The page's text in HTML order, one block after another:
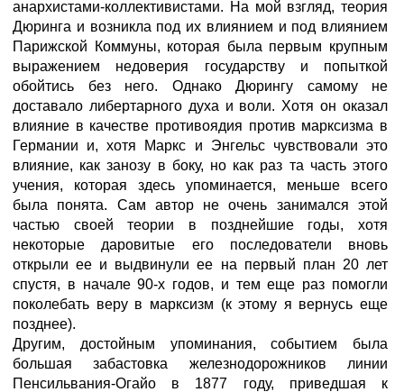
анархистами-коллективистами. На мой взгляд, теория
Дюринга и возникла под их влиянием и под влиянием
Парижской Коммуны, которая была первым крупным
выражением недоверия государству и попыткой
обойтись без него. Однако Дюрингу самому не
доставало либертарного духа и воли. Хотя он оказал
влияние в качестве противоядия против марксизма в
Германии и, хотя Маркс и Энгельс чувствовали это
влияние, как занозу в боку, но как раз та часть этого
учения, которая здесь упоминается, меньше всего
была понята. Сам автор не очень занимался этой
частью своей теории в позднейшие годы, хотя
некоторые даровитые его последователи вновь
открыли ее и выдвинули ее на первый план 20 лет
спустя, в начале 90-х годов, и тем еще раз помогли
поколебать веру в марксизм (к этому я вернусь еще
позднее).
Другим, достойным упоминания, событием была
большая забастовка железнодорожников линии
Пенсильвания-Огайо в 1877 году, приведшая к